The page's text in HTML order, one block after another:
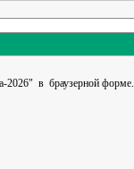
2026" в браузерной форме.